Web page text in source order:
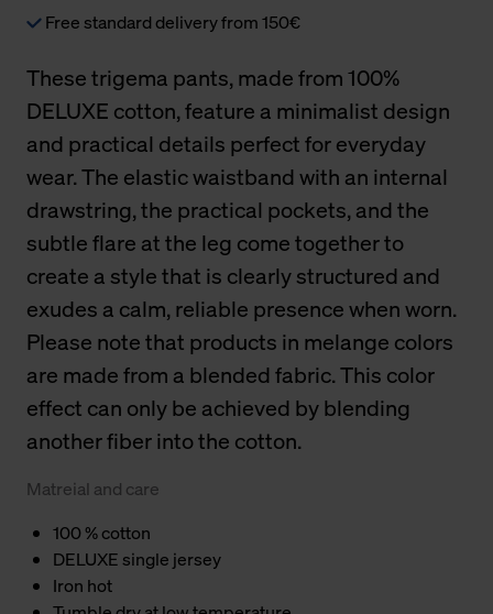
Free standard delivery from 150€
These trigema pants, made from 100%
DELUXE cotton, feature a minimalist design
and practical details perfect for everyday
wear. The elastic waistband with an internal
drawstring, the practical pockets, and the
subtle flare at the leg come together to
create a style that is clearly structured and
exudes a calm, reliable presence when worn.
Please note that products in melange colors
are made from a blended fabric. This color
effect can only be achieved by blending
another fiber into the cotton.
Matreial and care
100 % cotton
DELUXE single jersey
Iron hot